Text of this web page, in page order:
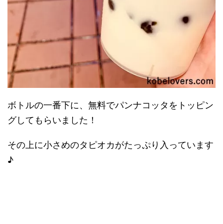
ボトルの一番下に、無料でパンナコッタをトッピン
グしてもらいました！
その上に小さめのタピオカがたっぷり入っています
♪